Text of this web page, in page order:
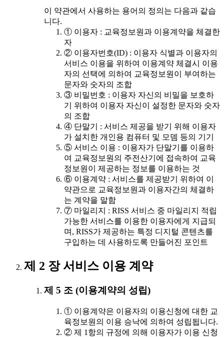
이 약관에서 사용하는 용어의 정의는 다음과 같습
니다.
① 이용자 : 교육정보원과 이용계약을 체결한
자
② 이용자번호(ID) : 이용자 식별과 이용자의
서비스 이용을 위하여 이용계약 체결시 이용
자의 선택에 의하여 교육정보원이 부여하는
문자와 숫자의 조합
③ 비밀번호 : 이용자 자신의 비밀을 보호하
기 위하여 이용자 자신이 설정한 문자와 숫자
의 조합
④ 단말기 : 서비스 제공을 받기 위해 이용자
가 설치한 개인용 컴퓨터 및 모뎀 등의 기기
⑤ 서비스 이용 : 이용자가 단말기를 이용하
여 교육정보원의 주전산기에 접속하여 교육
정보원이 제공하는 정보를 이용하는 것
⑥ 이용계약 : 서비스를 제공받기 위하여 이
약관으로 교육정보원과 이용자간의 체결하
는 계약을 말함
⑦ 마일리지 : RISS 서비스 중 마일리지 적립
가능한 서비스를 이용한 이용자에게 지급되
며, RISS가 제공하는 특정 디지털 콘텐츠를
구입하는 데 사용하도록 만들어진 포인트
제 2 장 서비스 이용 계약
제 5 조 (이용계약의 성립)
① 이용계약은 이용자의 이용신청에 대한 교
육정보원의 이용 승낙에 의하여 성립됩니다.
② 제 1항의 규정에 의해 이용자가 이용 신청